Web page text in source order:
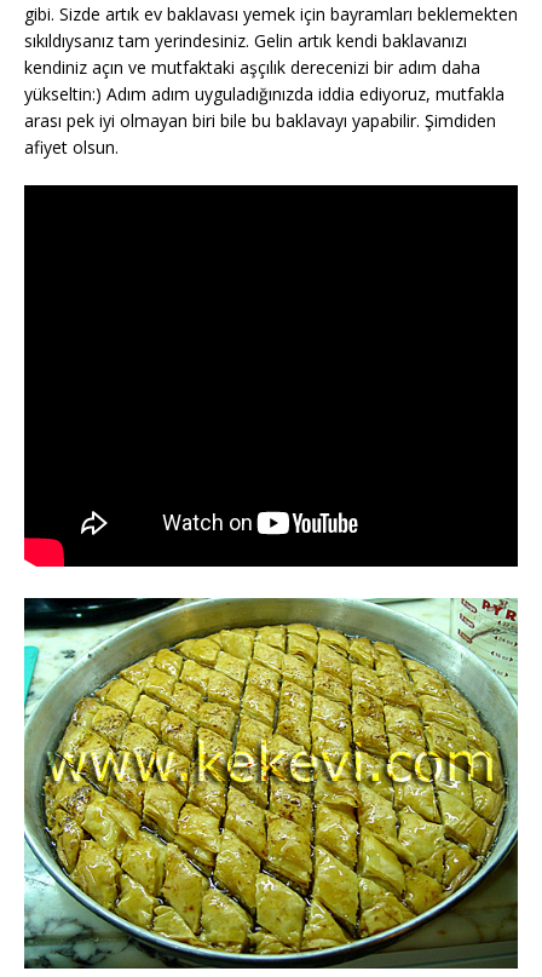
gibi. Sizde artık ev baklavası yemek için bayramları beklemekten
sıkıldıysanız tam yerindesiniz. Gelin artık kendi baklavanızı
kendiniz açın ve mutfaktaki aşçılık derecenizi bir adım daha
yükseltin:) Adım adım uyguladığınızda iddia ediyoruz, mutfakla
arası pek iyi olmayan biri bile bu baklavayı yapabilir. Şimdiden
afiyet olsun.